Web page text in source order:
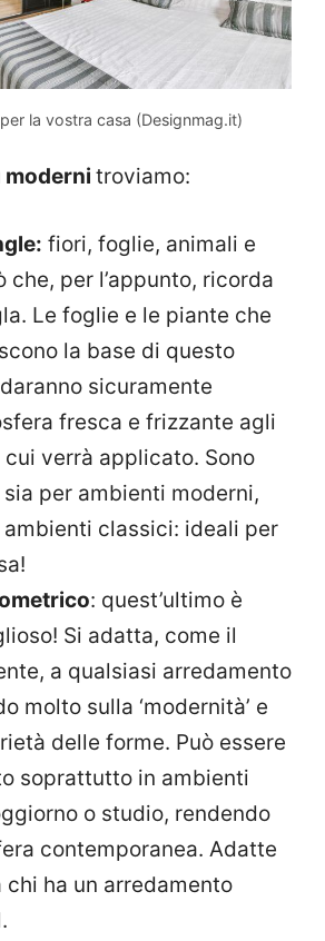
la vostra casa (Designmag.it)
troviamo:
fiori, foglie, animali e
che, per l’appunto, ricorda
Le foglie e le piante che
la base di questo
sicuramente
fresca e frizzante agli
cui verrà applicato. Sono
per ambienti moderni,
ambienti classici: ideali per
: quest’ultimo è
Si adatta, come il
a qualsiasi arredamento
molto sulla ‘modernità’ e
delle forme. Può essere
soprattutto in ambienti
o studio, rendendo
contemporanea. Adatte
chi ha un arredamento